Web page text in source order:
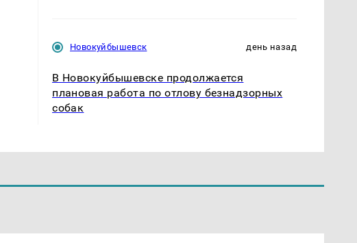
Новокуйбышевск день назад
В Новокуйбышевске продолжается
плановая работа по отлову безнадзорных
собак